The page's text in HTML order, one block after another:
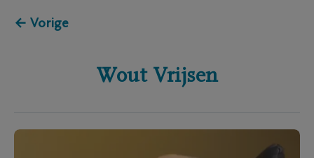
← Vorige
Wout Vrijsen